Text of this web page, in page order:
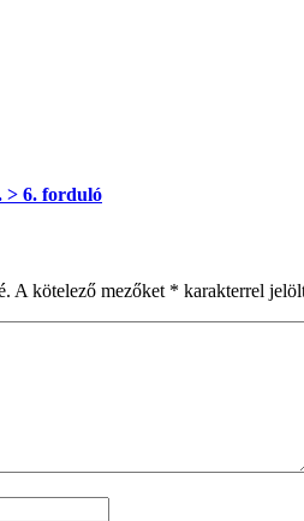
> 6. forduló
A kötelező mezőket * karakterrel